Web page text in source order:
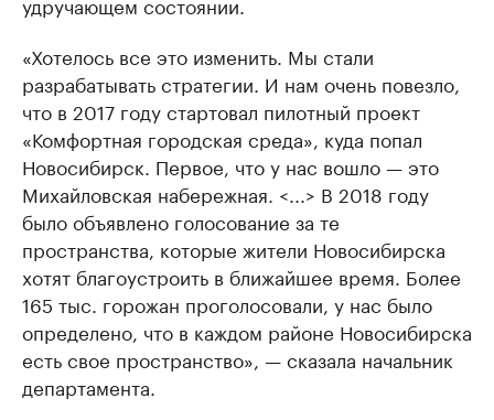
«Хотелось все это изменить. Мы стали
разрабатывать стратегии. И нам очень повезло,
что в 2017 году стартовал пилотный проект
«Комфортная городская среда», куда попал
Новосибирск. Первое, что у нас вошло — это
Михайловская набережная. <...> В 2018 году
было объявлено голосование за те
пространства, которые жители Новосибирска
хотят благоустроить в ближайшее время. Более
165 тыс. горожан проголосовали, у нас было
определено, что в каждом районе Новосибирска
есть свое пространство», — сказала начальник
департамента.